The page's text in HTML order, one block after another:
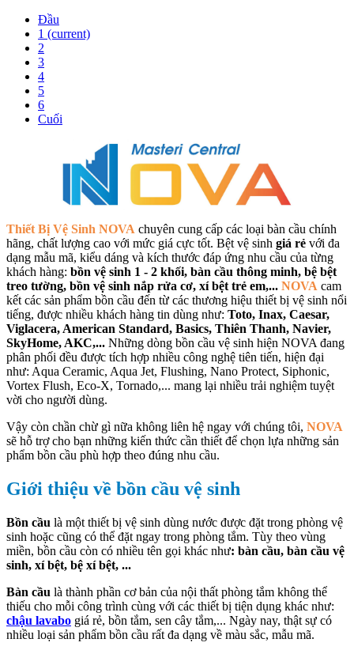
Đầu
1 (current)
2
3
4
5
6
Cuối
Thiết Bị Vệ Sinh NOVA chuyên cung cấp các loại bàn cầu chính
hãng, chất lượng cao với mức giá cực tốt. Bệt vệ sinh giá rẻ với đa
dạng mẫu mã, kiểu dáng và kích thước đáp ứng nhu cầu của từng
khách hàng: bồn vệ sinh 1 - 2 khối, bàn cầu thông minh, bệ bệt
treo tường, bồn vệ sinh nắp rửa cơ, xí bệt trẻ em,... NOVA cam
kết các sản phẩm bồn cầu đến từ các thương hiệu thiết bị vệ sinh nổi
tiếng, được nhiều khách hàng tin dùng như: Toto, Inax, Caesar,
Viglacera, American Standard, Basics, Thiên Thanh, Navier,
SkyHome, AKC,... Những dòng bồn cầu vệ sinh hiện NOVA đang
phân phối đều được tích hợp nhiều công nghệ tiên tiến, hiện đại
như: Aqua Ceramic, Aqua Jet, Flushing, Nano Protect, Siphonic,
Vortex Flush, Eco-X, Tornado,... mang lại nhiều trải nghiệm tuyệt
vời cho người dùng.
Vậy còn chần chừ gì nữa không liên hệ ngay với chúng tôi, NOVA
sẽ hỗ trợ cho bạn những kiến thức cần thiết để chọn lựa những sản
phẩm bồn cầu phù hợp theo đúng nhu cầu.
Giới thiệu về bồn cầu vệ sinh
Bồn cầu là một thiết bị vệ sinh dùng nước được đặt trong phòng vệ
sinh hoặc cũng có thể đặt ngay trong phòng tắm. Tùy theo vùng
miền, bồn cầu còn có nhiều tên gọi khác như: bàn cầu, bàn cầu vệ
sinh, xí bệt, bệ xí bệt, ...
Bàn cầu là thành phần cơ bản của nội thất phòng tắm không thể
thiếu cho mỗi công trình cùng với các thiết bị tiện dụng khác như:
chậu lavabo giá rẻ, bồn tắm, sen cây tắm,... Ngày nay, thật sự có
nhiều loại sản phẩm bồn cầu rất đa dạng về màu sắc, mẫu mã.